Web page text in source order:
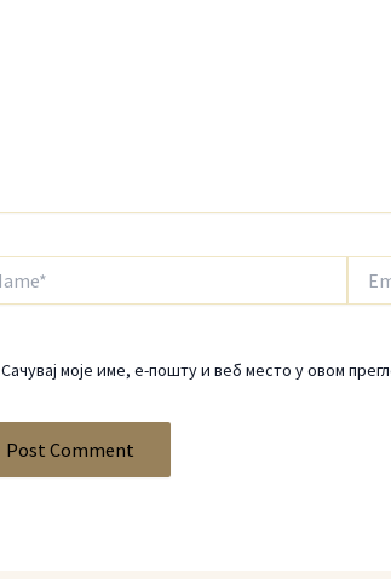
Сачувај моје име, е-пошту и веб место у овом